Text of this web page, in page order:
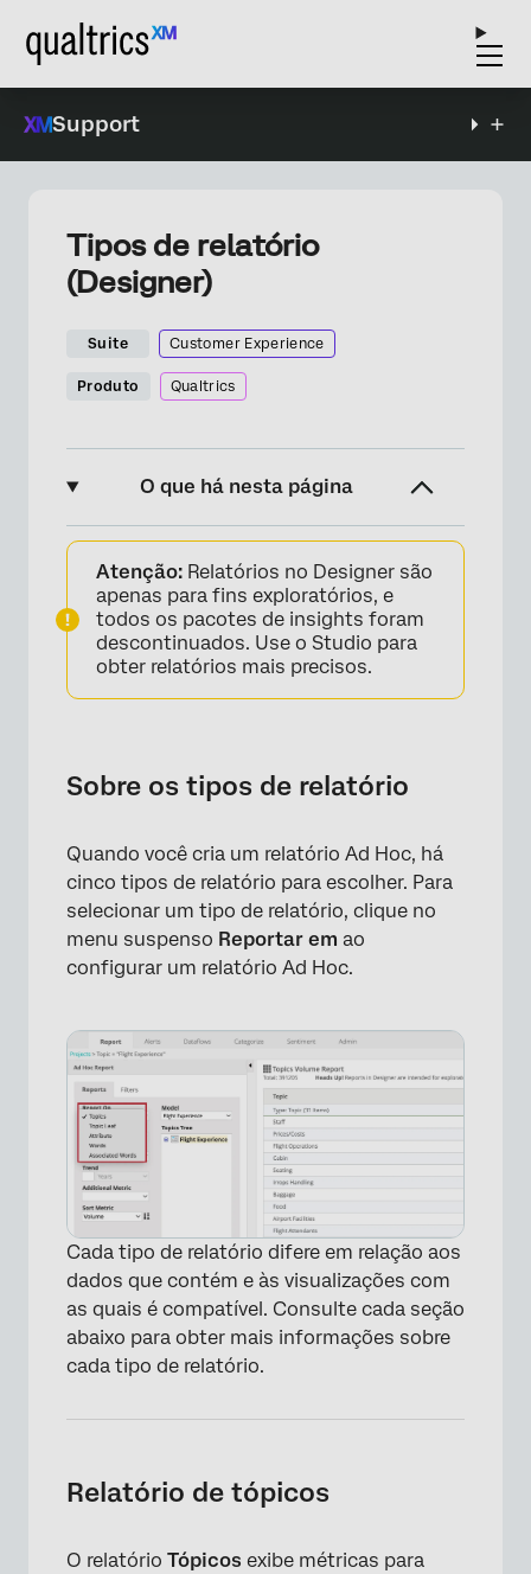
Support
Tipos de relatório
(Designer)
Suite Customer Experience
Produto Qualtrics
O que há nesta página
Sobre os tipos de relatório
Relatório de tópicos
Relatório de folha de tópicos
Relatório de Atributo
Atenção: Relatórios no Designer são
apenas para fins exploratórios, e
todos os pacotes de insights foram
descontinuados. Use o Studio para
obter relatórios mais precisos.
Sobre os tipos de relatório
Quando você cria um relatório Ad Hoc, há
cinco tipos de relatório para escolher. Para
selecionar um tipo de relatório, clique no
menu suspenso Reportar em ao
configurar um relatório Ad Hoc.
Cada tipo de relatório difere em relação aos
dados que contém e às visualizações com
as quais é compatível. Consulte cada seção
abaixo para obter mais informações sobre
cada tipo de relatório.
Relatório de tópicos
O relatório Tópicos exibe métricas para